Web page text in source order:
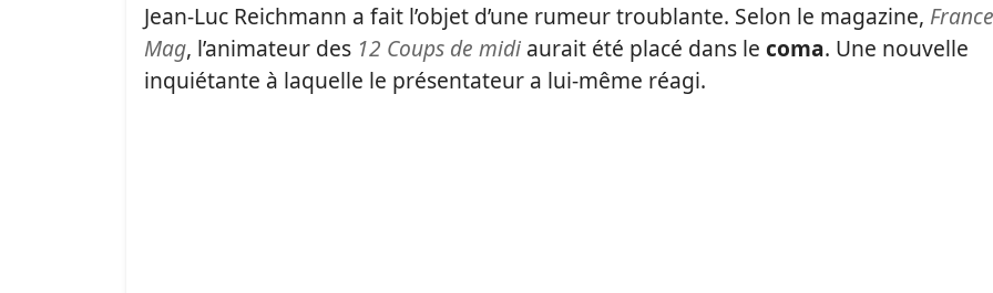
Jean-Luc Reichmann a fait l’objet d’une rumeur troublante. Selon le magazine, France
Mag, l’animateur des 12 Coups de midi aurait été placé dans le coma. Une nouvelle
inquiétante à laquelle le présentateur a lui-même réagi.